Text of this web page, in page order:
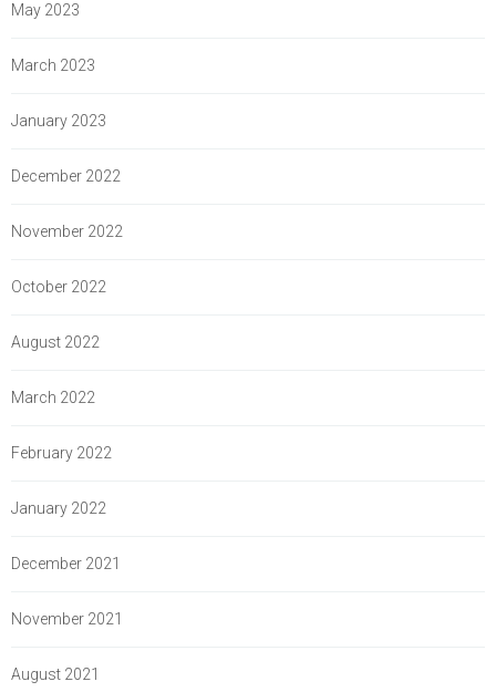
May 2023
March 2023
January 2023
December 2022
November 2022
October 2022
August 2022
March 2022
February 2022
January 2022
December 2021
November 2021
August 2021